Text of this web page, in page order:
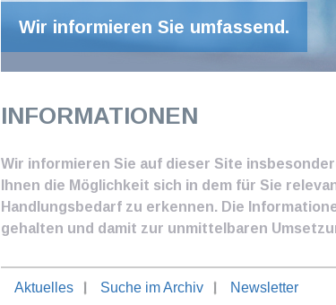
Wir informieren Sie umfassend.
INFORMATIONEN
Wir informieren Sie auf dieser Site
Ihnen die Möglichkeit sich in dem für Sie
Handlungsbedarf zu erkennen. Die
gehalten und damit zur unmittelbaren
Aktuelles Suche im Archiv Newsletter